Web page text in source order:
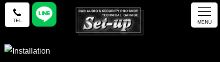
TEL MENU